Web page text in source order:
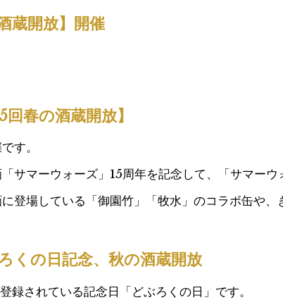
蔵開放】開催
春の酒蔵開放】
す。
サマーウォーズ」15周年を記念して、「サマー
登場している「御園竹」「牧水」のコラボ缶や、
くの日記念、秋の酒蔵開放
録されている記念日「どぶろくの日」です。